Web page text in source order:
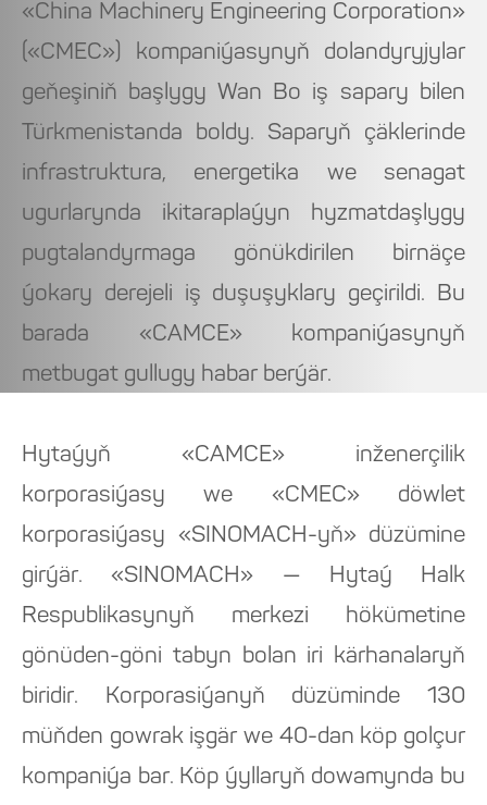
«China Machinery Engineering Corporation»
(«CMEC») kompaniýasynyň dolandyryjylar
geňeşiniň başlygy Wan Bo iş sapary bilen
Türkmenistanda boldy. Saparyň çäklerinde
infrastruktura, energetika we senagat
ugurlarynda ikitaraplaýyn hyzmatdaşlygy
pugtalandyrmaga gönükdirilen birnäçe
ýokary derejeli iş duşuşyklary geçirildi. Bu
barada «CAMCE» kompaniýasynyň
metbugat gullugy habar berýär.
Hytaýyň «CAMCE» inženerçilik
korporasiýasy we «CMEC» döwlet
korporasiýasy «SINOMACH-yň» düzümine
girýär. «SINOMACH» — Hytaý Halk
Respublikasynyň merkezi hökümetine
gönüden-göni tabyn bolan iri kärhanalaryň
biridir. Korporasiýanyň düzüminde 130
müňden gowrak işgär we 40-dan köp golçur
kompaniýa bar. Köp ýyllaryň dowamynda bu